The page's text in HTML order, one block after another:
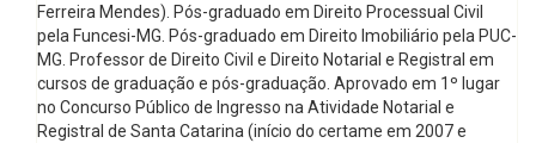
Ferreira Mendes). Pós-graduado em Direito Processual Civil
pela Funcesi-MG. Pós-graduado em Direito Imobiliário pela PUC-
MG. Professor de Direito Civil e Direito Notarial e Registral em
cursos de graduação e pós-graduação. Aprovado em 1º lugar
no Concurso Público de Ingresso na Atividade Notarial e
RegistraI de Santa Catarina (início do certame em 2007 e